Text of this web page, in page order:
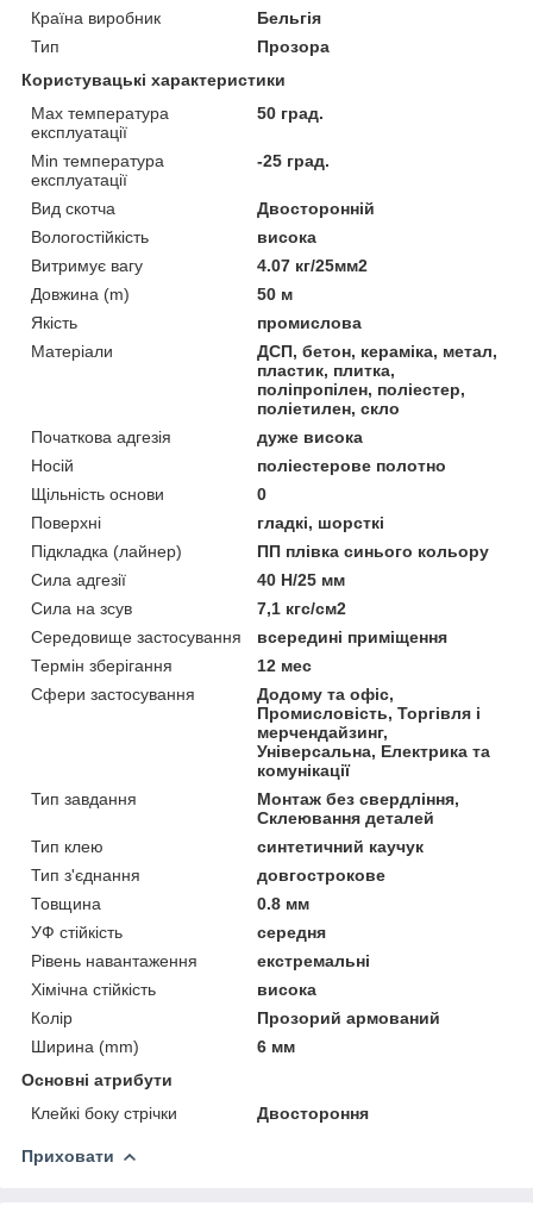
Країна виробник
Бельгія
Тип
Прозора
Користувацькі характеристики
Max температура
експлуатації
50 град.
Min температура
експлуатації
-25 град.
Вид скотча
Двосторонній
Вологостійкість
висока
Витримує вагу
4.07 кг/25мм2
Довжина (m)
50 м
Якість
промислова
Матеріали
ДСП, бетон, кераміка, метал,
пластик, плитка,
поліпропілен, поліестер,
поліетилен, скло
Початкова адгезія
дуже висока
Носій
поліестерове полотно
Щільність основи
0
Поверхні
гладкі, шорсткі
Підкладка (лайнер)
ПП плівка синього кольору
Сила адгезії
40 Н/25 мм
Сила на зсув
7,1 кгс/см2
Середовище застосування
всередині приміщення
Термін зберігання
12 мес
Сфери застосування
Додому та офіс,
Промисловість, Торгівля і
мерчендайзинг,
Універсальна, Електрика та
комунікації
Тип завдання
Монтаж без свердління,
Склеювання деталей
Тип клею
синтетичний каучук
Тип з'єднання
довгострокове
Товщина
0.8 мм
УФ стійкість
середня
Рівень навантаження
екстремальні
Хімічна стійкість
висока
Колір
Прозорий армований
Ширина (mm)
6 мм
Основні атрибути
Клейкі боку стрічки
Двостороння
Приховати